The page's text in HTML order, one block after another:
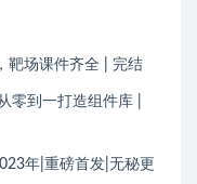
靶场课件齐全 | 完结
零到一打造组件库 |
年|重磅首发|无秘更